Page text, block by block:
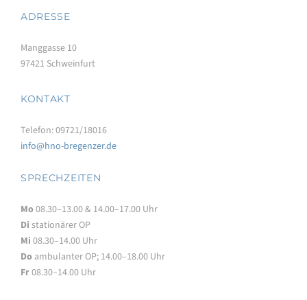
ADRESSE
Manggasse 10
97421 Schweinfurt
KONTAKT
Telefon: 09721/18016
info@hno-bregenzer.de
SPRECHZEITEN
Mo08.30–13.00 & 14.00–17.00 Uhr
Di stationärer OP
Mi 08.30–14.00 Uhr
Doambulanter OP; 14.00–18.00 Uhr
Fr08.30–14.00 Uhr